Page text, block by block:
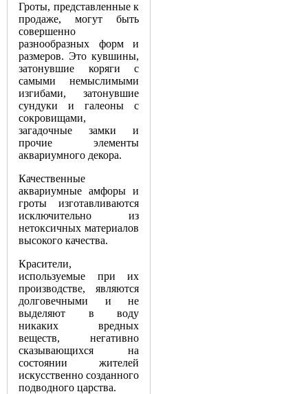
Гроты, представленные к
продаже, могут быть
совершенно
разнообразных форм и
размеров. Это кувшины,
затонувшие коряги с
самыми немыслимыми
изгибами, затонувшие
сундуки и галеоны с
сокровищами,
загадочные замки и
прочие элементы
аквариумного декора.
Качественные
аквариумные амфоры и
гроты изготавливаются
исключительно из
нетоксичных материалов
высокого качества.
Красители,
используемые при их
производстве, являются
долговечными и не
выделяют в воду
никаких вредных
веществ, негативно
сказывающихся на
состоянии жителей
искусственно созданного
подводного царства.